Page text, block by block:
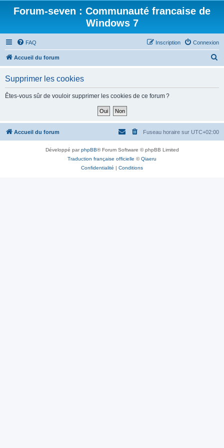
Forum-seven : Communauté francaise de
Windows 7
FAQ Connexion
Inscription
Accueil du forum
h
Supprimer les cookies
Êtes-vous sûr de vouloir supprimer les cookies de ce forum ?
Accueil du forum Fuseau horaire sur UTC+02:00
Développé parphpBB® Forum Software © phpBB Limited
Traduction française officielle ©Qiaeru
Confidentialité | Conditions